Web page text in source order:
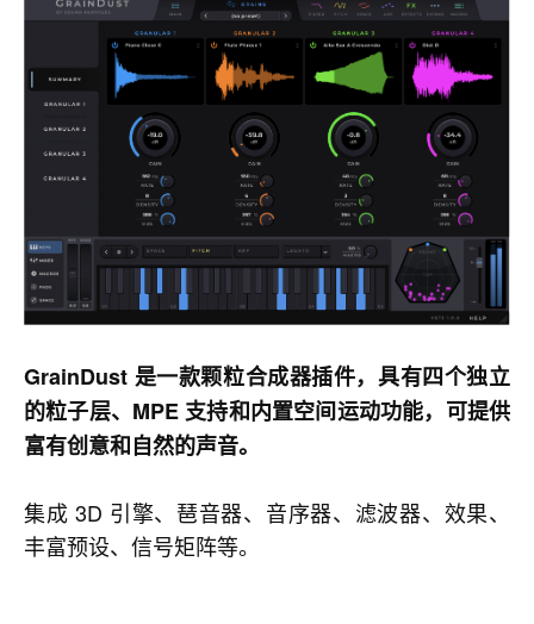
GrainDust 是一款颗粒合成器插件，具有四个独立
的粒子层、MPE 支持和内置空间运动功能，可提供
富有创意和自然的声音。
集成 3D 引擎、琶音器、音序器、滤波器、效果、
丰富预设、信号矩阵等。